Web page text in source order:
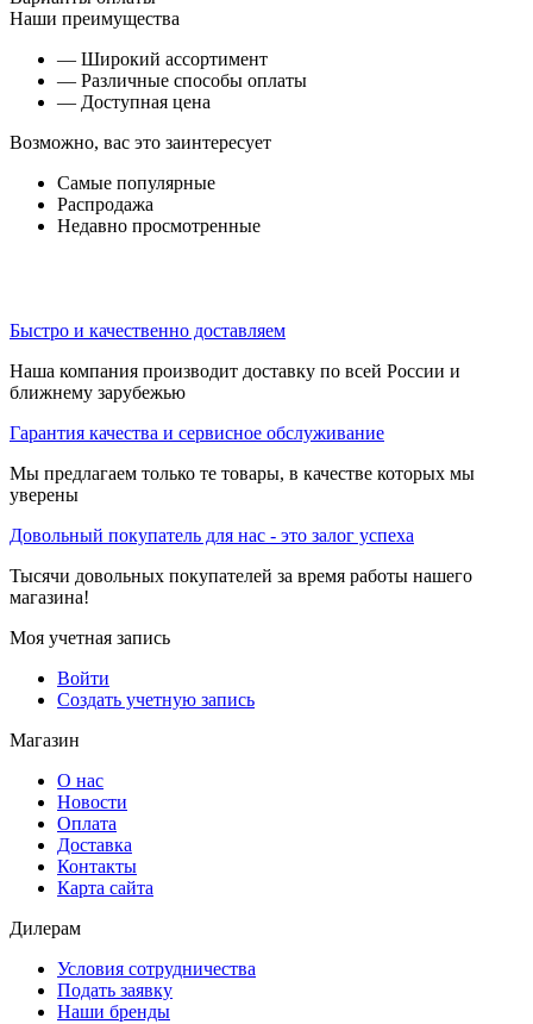
Наши преимущества
— Широкий ассортимент
— Различные способы оплаты
— Доступная цена
Возможно, вас это заинтересует
Самые популярные
Распродажа
Недавно просмотренные
Быстро и качественно доставляем
Наша компания производит доставку по всей России и
ближнему зарубежью
Гарантия качества и сервисное обслуживание
Мы предлагаем только те товары, в качестве которых мы
уверены
Довольный покупатель для нас - это залог успеха
Тысячи довольных покупателей за время работы нашего
магазина!
Моя учетная запись
Войти
Создать учетную запись
Магазин
О нас
Новости
Оплата
Доставка
Контакты
Карта сайта
Дилерам
Условия сотрудничества
Подать заявку
Наши бренды